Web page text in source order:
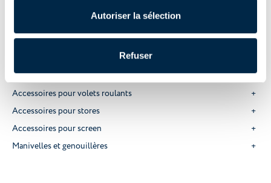
Autoriser la sélection
Refuser
Appareils domotiques
Accessoires domotiques
Accessoires pour stores vénitiens
Accessoires pour volets roulants
Accessoires pour stores
Accessoires pour screen
Manivelles et genouillères